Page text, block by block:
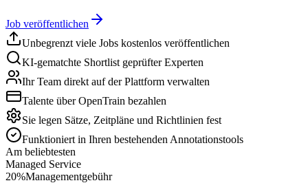
Job veröffentlichen
Unbegrenzt viele Jobs kostenlos veröffentlichen
KI-gematchte Shortlist geprüfter Experten
Ihr Team direkt auf der Plattform verwalten
Talente über OpenTrain bezahlen
Sie legen Sätze, Zeitpläne und Richtlinien fest
Funktioniert in Ihren bestehenden Annotationstools
Am beliebtesten
Managed Service
20%Managementgebühr